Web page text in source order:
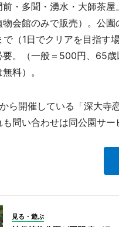
前・多聞・湧水・大師茶
物会館のみで販売）。公
で（1日でクリアを目指す
要。（一般＝500円、65
料）。
ら開催している「深大寺
も問い合わせは同公園サ
見る・遊ぶ